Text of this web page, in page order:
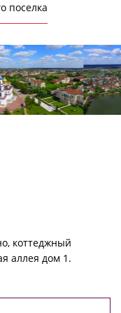
поселка
коттеджный
аллея дом 1.